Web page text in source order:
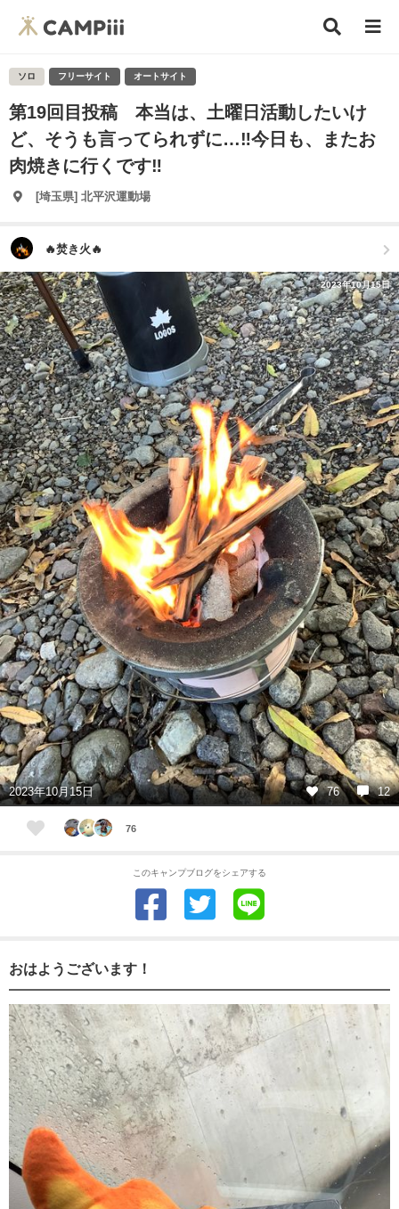
ソロ フリーサイト オートサイト
第19回目投稿 本当は、土曜日活動したいけ
ど、そうも言ってられずに…‼️今日も、またお
肉焼きに行くです‼️
[埼玉県] 北平沢運動場
🔥焚き火🔥
2023年10月15日
2023年10月15日 76 12
76
このキャンプブログをシェアする
おはようございます！